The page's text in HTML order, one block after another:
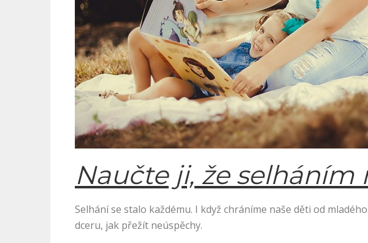
Naučte ji, že selháním
Selhání se stalo každému. I když chráníme naše děti od
dceru, jak přežít neúspěchy.